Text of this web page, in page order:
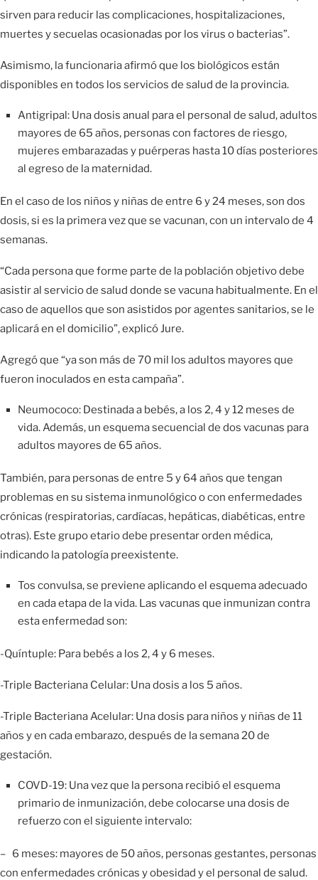
sirven para reducir las complicaciones, hospitalizaciones,
muertes y secuelas ocasionadas por los virus o bacterias”.
Asimismo, la funcionaria afirmó que los biológicos están
disponibles en todos los servicios de salud de la provincia.
Antigripal: Una dosis anual para el personal de salud, adultos
mayores de 65 años, personas con factores de riesgo,
mujeres embarazadas y puérperas hasta 10 días posteriores
al egreso de la maternidad.
En el caso de los niños y niñas de entre 6 y 24 meses, son dos
dosis, si es la primera vez que se vacunan, con un intervalo de 4
semanas.
“Cada persona que forme parte de la población objetivo debe
asistir al servicio de salud donde se vacuna habitualmente. En el
caso de aquellos que son asistidos por agentes sanitarios, se le
aplicará en el domicilio”, explicó Jure.
Agregó que “ya son más de 70 mil los adultos mayores que
fueron inoculados en esta campaña”.
Neumococo: Destinada a bebés, a los 2, 4 y 12 meses de
vida. Además, un esquema secuencial de dos vacunas para
adultos mayores de 65 años.
También, para personas de entre 5 y 64 años que tengan
problemas en su sistema inmunológico o con enfermedades
crónicas (respiratorias, cardíacas, hepáticas, diabéticas, entre
otras). Este grupo etario debe presentar orden médica,
indicando la patología preexistente.
Tos convulsa, se previene aplicando el esquema adecuado
en cada etapa de la vida. Las vacunas que inmunizan contra
esta enfermedad son:
-Quíntuple: Para bebés a los 2, 4 y 6 meses.
-Triple Bacteriana Celular: Una dosis a los 5 años.
-Triple Bacteriana Acelular: Una dosis para niños y niñas de 11
años y en cada embarazo, después de la semana 20 de
gestación.
COVD-19: Una vez que la persona recibió el esquema
primario de inmunización, debe colocarse una dosis de
refuerzo con el siguiente intervalo:
– 6 meses: mayores de 50 años, personas gestantes, personas
con enfermedades crónicas y obesidad y el personal de salud.